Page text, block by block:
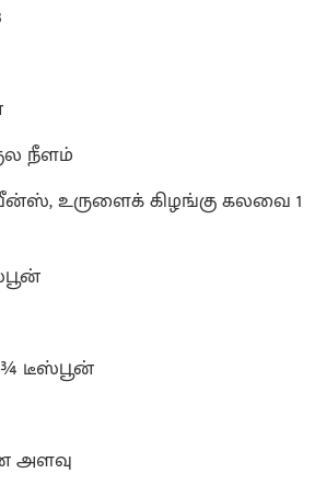
நீளம்
பீன்ஸ், உருளைக் கிழங்கு கலவை 1
¾ டீஸ்பூன்
அளவு